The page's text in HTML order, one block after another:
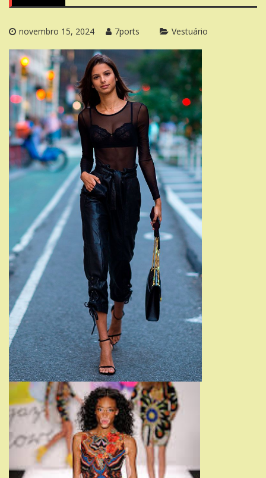
novembro 15, 2024 7ports Vestuário